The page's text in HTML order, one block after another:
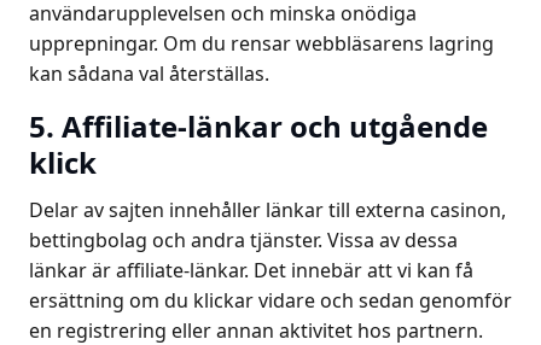
användarupplevelsen och minska onödiga
upprepningar. Om du rensar webbläsarens lagring
kan sådana val återställas.
5. Affiliate-länkar och utgående
klick
Delar av sajten innehåller länkar till externa casinon,
bettingbolag och andra tjänster. Vissa av dessa
länkar är affiliate-länkar. Det innebär att vi kan få
ersättning om du klickar vidare och sedan genomför
en registrering eller annan aktivitet hos partnern.